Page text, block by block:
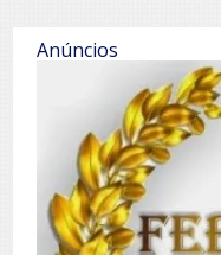
Anúncios